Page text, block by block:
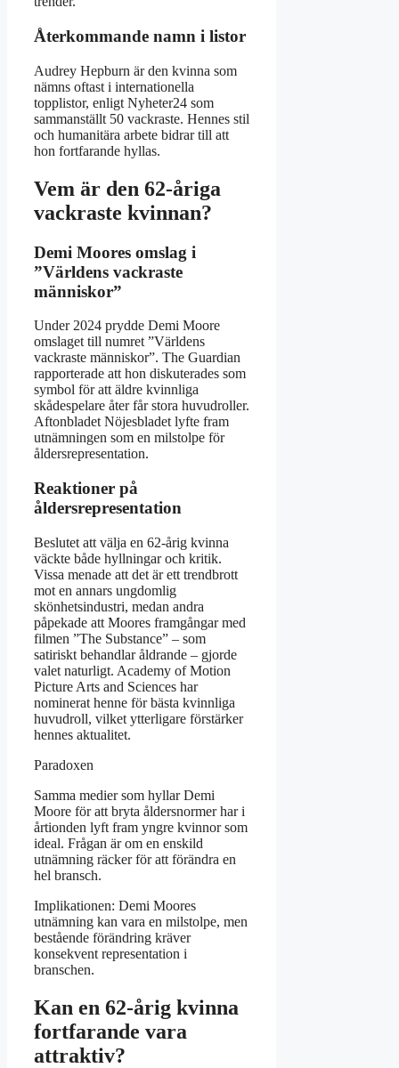
Återkommande namn i listor
Audrey Hepburn är den kvinna som
nämns oftast i internationella
topplistor, enligt Nyheter24 som
sammanställt 50 vackraste. Hennes stil
och humanitära arbete bidrar till att
hon fortfarande hyllas.
Vem är den 62-åriga
vackraste kvinnan?
Demi Moores omslag i
”Världens vackraste
människor”
Under 2024 prydde Demi Moore
omslaget till numret ”Världens
vackraste människor”. The Guardian
rapporterade att hon diskuterades som
symbol för att äldre kvinnliga
skådespelare åter får stora huvudroller.
Aftonbladet Nöjesbladet lyfte fram
utnämningen som en milstolpe för
åldersrepresentation.
Reaktioner på
åldersrepresentation
Beslutet att välja en 62-årig kvinna
väckte både hyllningar och kritik.
Vissa menade att det är ett trendbrott
mot en annars ungdomlig
skönhetsindustri, medan andra
påpekade att Moores framgångar med
filmen ”The Substance” – som
satiriskt behandlar åldrande – gjorde
valet naturligt. Academy of Motion
Picture Arts and Sciences har
nominerat henne för bästa kvinnliga
huvudroll, vilket ytterligare förstärker
hennes aktualitet.
Paradoxen
Samma medier som hyllar Demi
Moore för att bryta åldersnormer har i
årtionden lyft fram yngre kvinnor som
ideal. Frågan är om en enskild
utnämning räcker för att förändra en
hel bransch.
Implikationen: Demi Moores
utnämning kan vara en milstolpe, men
bestående förändring kräver
konsekvent representation i
branschen.
Kan en 62-årig kvinna
fortfarande vara
attraktiv?